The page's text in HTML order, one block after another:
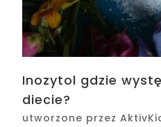
Inozytol gdzie
diecie?
utworzone przez